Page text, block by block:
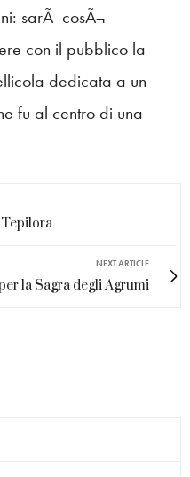
sarÃ cosÃ¬
con il pubblico la
dedicata a un
fu al centro di una
NEXT ARTICLE
la Sagra degli Agrumi